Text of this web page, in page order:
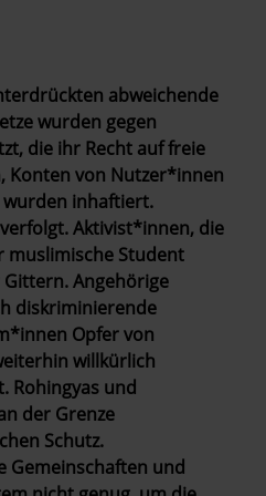
abweichende
wurden gegen
die ihr Recht auf freie
Konten von Nutzer*innen
wurden inhaftiert.
Aktivist*innen, die
muslimische Student
Angehörige
diskriminierende
Opfer von
willkürlich
Rohingyas und
der Grenze
Schutz.
und